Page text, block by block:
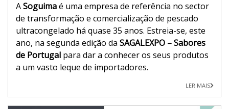
ASoguimaé uma empresa de referência no sector
de transformação e comercialização de pescado
ultracongelado há quase 35 anos. Estreia-se, este
ano, na segunda edição da SAGALEXPO – Sabores
de Portugal para dar a conhecer os seus produtos
a um vasto leque de importadores.
LER MAIS